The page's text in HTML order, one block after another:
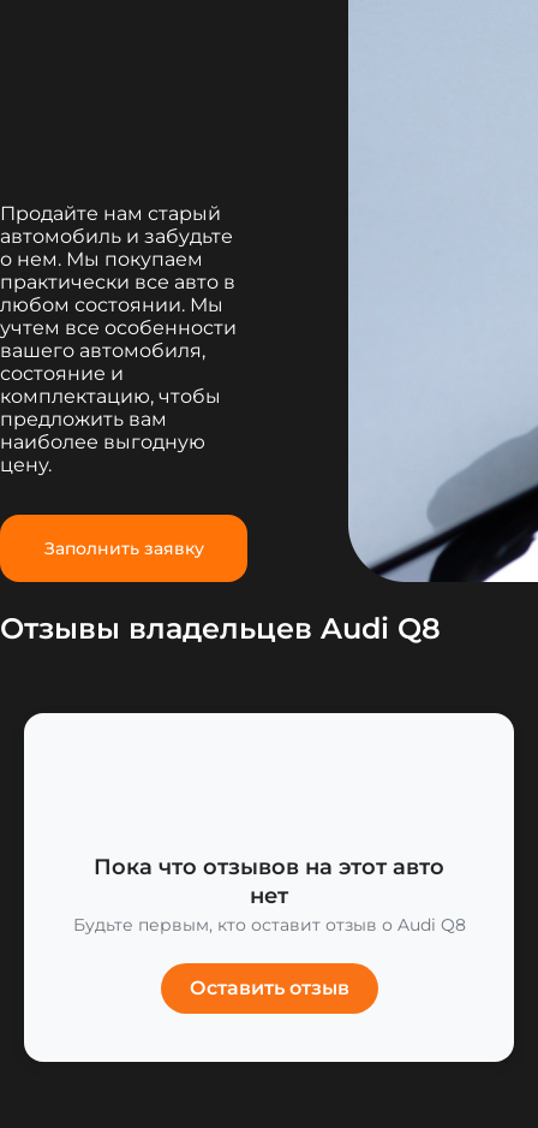
Продайте нам старый
автомобиль и забудьте
о нем. Мы покупаем
практически все авто в
любом состоянии. Мы
учтем все особенности
вашего автомобиля,
состояние и
комплектацию, чтобы
предложить вам
наиболее выгодную
цену.
Заполнить заявку
Отзывы владельцев Audi Q8
Пока что отзывов на этот авто
нет
Будьте первым, кто оставит отзыв о Audi Q8
Оставить отзыв